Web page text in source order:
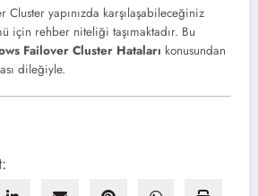
Cluster yapınızda karşılaşabileceğiniz
için rehber niteliği taşımaktadır. Bu
Failover Cluster Hataları konusundan
dileğiyle.